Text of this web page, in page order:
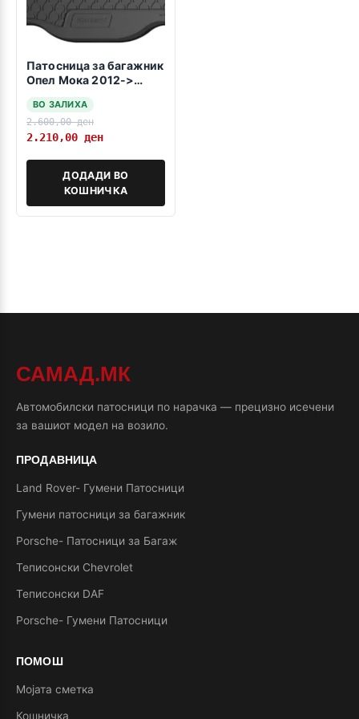
Патосница за багажник
Опел Мока 2012->
Шевролет Тракс 2013-
2022
ВО ЗАЛИХА
2.600,00ден
2.210,00 ден
ДОДАДИ ВО
КОШНИЧКА
САМАД.МК
Автомобилски патосници по нарачка — прецизно исечени
за вашиот модел на возило.
ПРОДАВНИЦА
Land Rover- Гумени Патосници
Гумени патосници за багажник
Porsche- Патосници за Багаж
Теписонски Chevrolet
Теписонски DAF
Porsche- Гумени Патосници
ПОМОШ
Мојата сметка
Кошничка